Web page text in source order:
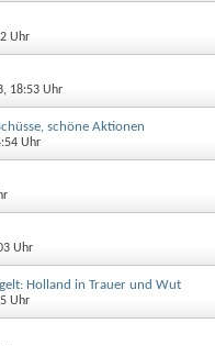
Uhr
18:53 Uhr
schöne Aktionen
Uhr
Uhr
Holland in Trauer und Wut
Uhr